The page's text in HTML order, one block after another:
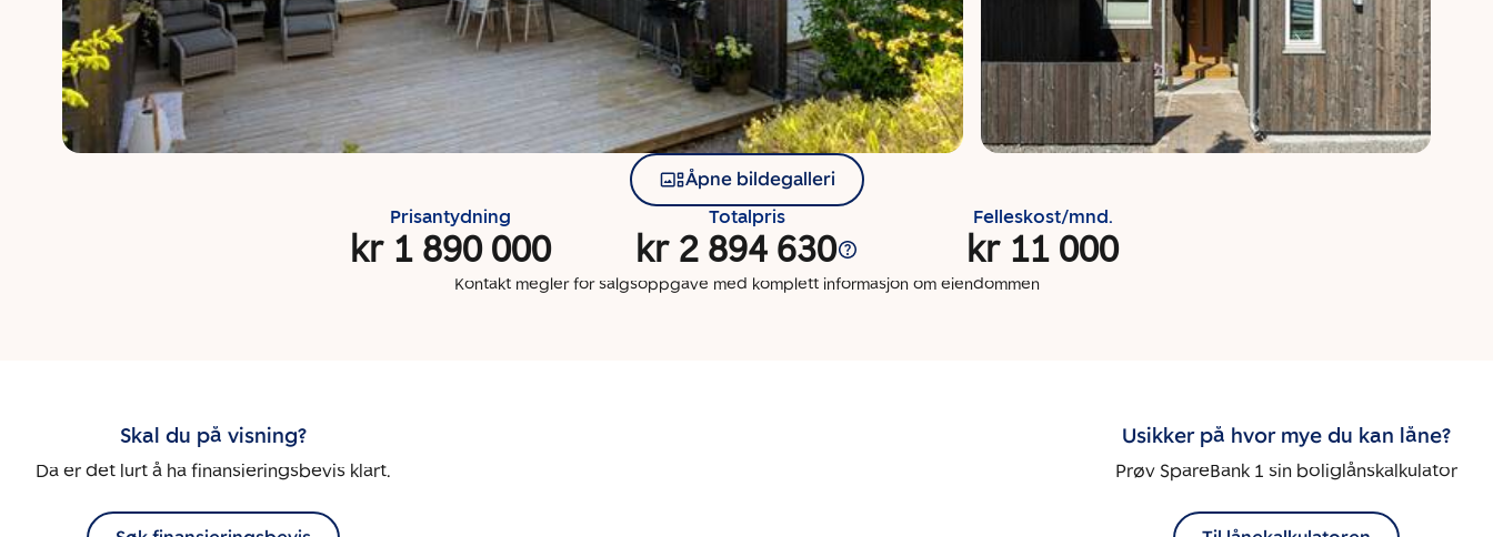
Åpne bildegalleri
Prisantydning
kr 1 890 000
Totalpris
kr 2 894 630
Felleskost/mnd.
kr 11 000
Kontakt megler for salgsoppgave med komplett informasjon om eiendommen
Skal du på visning?
Da er det lurt å ha finansieringsbevis klart.
Usikker på hvor mye du kan låne?
Prøv SpareBank 1 sin boliglånskalkulator